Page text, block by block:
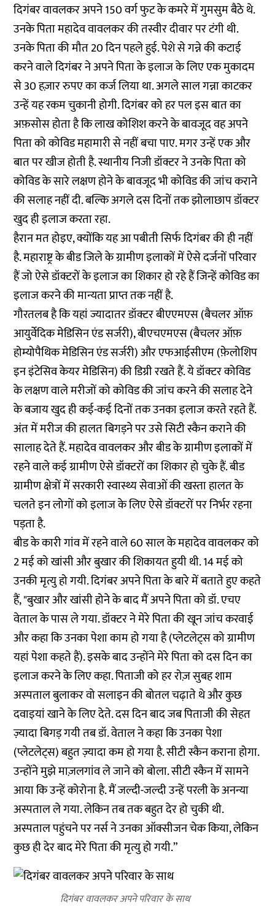
दिगंबर वावलकर अपने 150 वर्ग फुट के कमरे में गुमसुम बैठे थे.
उनके पिता महादेव वावलकर की तस्वीर दीवार पर टंगी थी.
उनके पिता की मौत 20 दिन पहले हुई. पेशे से गन्ने की कटाई
करने वाले दिगंबर ने अपने पिता के इलाज के लिए एक मुकादम
से 30 हज़ार रुपए का कर्ज लिया था. अगले साल गन्ना काटकर
उन्हें यह रकम चुकानी होगी. दिगंबर को हर पल इस बात का
अफ़सोस होता है कि लाख कोशिश करने के बावजूद वह अपने
पिता को कोविड महामारी से नहीं बचा पाए. मगर उन्हें एक और
बात पर खीज होती है. स्थानीय निजी डॉक्टर ने उनके पिता को
कोविड के सारे लक्षण होने के बावजूद भी कोविड की जांच कराने
की सलाह नहीं दी. बल्कि अगले दस दिनों तक झोलाछाप डॉक्टर
खुद ही इलाज करता रहा.
हैरान मत होइए, क्योंकि यह आ पबीती सिर्फ दिगंबर की ही नहीं
है. महाराष्ट्र के बीड जिले के ग्रामीण इलाकों में ऐसे दर्जनों परिवार
हैं जो ऐसे डॉक्टरों के इलाज का शिकार हो रहे हैं जिन्हें कोविड का
इलाज करने की मान्यता प्राप्त तक नहीं है.
गौरतलब है कि यहां ज्यादातर डॉक्टर बीएएमएस (बैचलर ऑफ़
आयुर्वेदिक मेडिसिन एंड सर्जरी), बीएचएमएस (बैचलर ऑफ़
होम्योपैथिक मेडिसिन एंड सर्जरी) और एफआईसीएम (फ़ेलोशिप
इन इंटेसिव केयर मेडिसिन) की डिग्री रखते हैं. ये डॉक्टर कोविड
के लक्षण वाले मरीजों को कोविड की जांच करने की सलाह देने
के बजाय खुद ही कई-कई दिनों तक उनका इलाज करते रहते हैं.
अंत में मरीज की हालत बिगड़ने पर उसे सिटी स्कैन कराने की
सालाह देते हैं. महादेव वावलकर और बीड के ग्रामीण इलाकों में
रहने वाले कई ग्रामीण ऐसे डॉक्टरों का शिकार हो चुके हैं. बीड
ग्रामीण क्षेत्रों में सरकारी स्वास्थ्य सेवाओं की खस्ता हालत के
चलते इन लोगों को इलाज के लिए ऐसे डॉक्टरों पर निर्भर रहना
पड़ता है.
बीड के कारी गांव में रहने वाले 60 साल के महादेव वावलकर को
2 मई को खांसी और बुखार की शिकायत हुयी थी. 14 मई को
उनकी मृत्यु हो गयी. दिगंबर अपने पिता के बारे में बताते हुए कहते
हैं, "बुखार और खांसी होने के बाद मैं अपने पिता को डॉ. एचए
वेताल के पास ले गया. डॉक्टर ने मेरे पिता की खून जांच करवाई
और कहा कि उनका पेशा काम हो गया है (प्लेटलेट्स को ग्रामीण
यहां पेशा कहते हैं). इसके बाद उन्होंने मेरे पिता को दस दिन का
इलाज करने के लिए कहा. पिताजी को हर रोज़ सुबह शाम
अस्पताल बुलाकर वो सलाइन की बोतल चढ़ाते थे और कुछ
दवाइयां खाने के लिए देते. दस दिन बाद जब पिताजी की सेहत
ज़्यादा बिगड़ गयी तब डॉ. वेताल ने कहा कि उनका पेशा
(प्लेटलेट्स) बहुत ज़्यादा कम हो गया है. सीटी स्कैन कराना होगा.
उन्होंने मुझे माज़लगांव ले जाने को बोला. सीटी स्कैन में सामने
आया कि उन्हें कोरोना है. मैं जल्दी-जल्दी उन्हें परली के अनन्या
अस्पताल ले गया. लेकिन तब तक बहुत देर हो चुकी थी.
अस्पताल पहुंचने पर नर्स ने उनका ऑक्सीजन चेक किया, लेकिन
कुछ ही देर बाद मेरे पिता की मृत्यु हो गयी.”
दिगंबर वावलकर अपने परिवार के साथ